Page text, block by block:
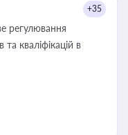
+35
регулювання
та кваліфікацій в